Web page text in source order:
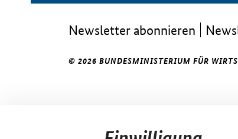
Newsletter abonnieren
© 2026 BUNDESMINISTERIUM FÜR